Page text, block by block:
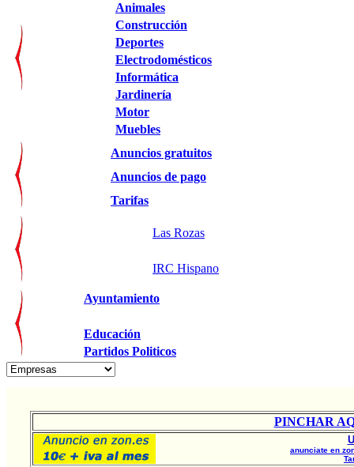
Animales
Construcción
Deportes
Electrodomésticos
Informática
Jardinería
Motor
Muebles
Anuncios gratuitos
Anuncios de pago
Tarifas
Las Rozas
IRC Hispano
Ayuntamiento
Educación
Partidos Politicos
PINCHAR
anunciate en